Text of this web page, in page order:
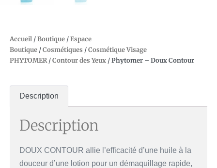
Accueil /Boutique /Espace
Boutique /Cosmétiques /Cosmétique Visage
PHYTOMER/Contour des Yeux / Phytomer – Doux Contour
Description
Description
DOUX CONTOUR allie l’efficacité d’une huile à la
douceur d’une lotion pour un démaquillage rapide,